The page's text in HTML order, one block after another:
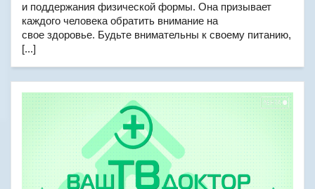
и поддержания физической формы. Она призывает
каждого человека обратить внимание на
свое здоровье. Будьте внимательны к своему питанию,
[...]